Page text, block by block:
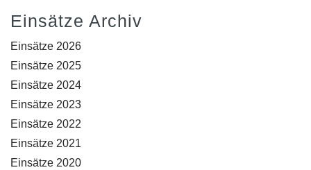
Einsätze Archiv
Einsätze 2026
Einsätze 2025
Einsätze 2024
Einsätze 2023
Einsätze 2022
Einsätze 2021
Einsätze 2020